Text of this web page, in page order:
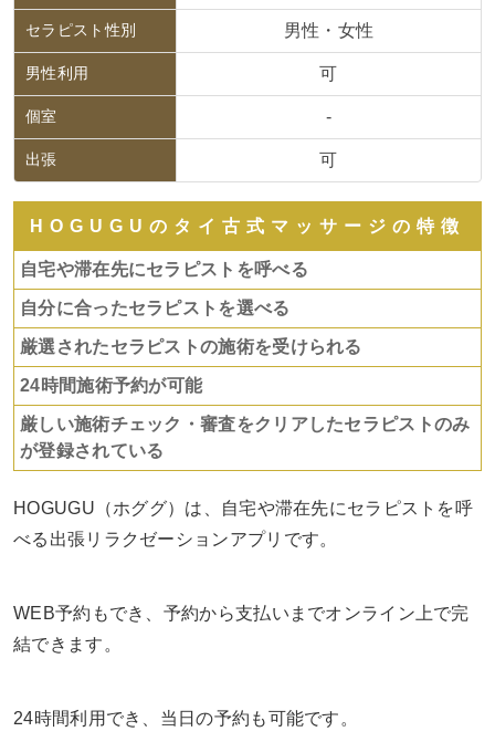
セラピスト性別 男性・女性
男性利用 可
個室 -
出張 可
HOGUGUのタイ古式マッサージの特徴
自宅や滞在先にセラピストを呼べる
自分に合ったセラピストを選べる
厳選されたセラピストの施術を受けられる
24時間施術予約が可能
厳しい施術チェック・審査をクリアしたセラピストのみ
が登録されている
HOGUGU（ホググ）は、自宅や滞在先にセラピストを呼
べる出張リラクゼーションアプリです。
WEB予約もでき、予約から支払いまでオンライン上で完
結できます。
24時間利用でき、当日の予約も可能です。